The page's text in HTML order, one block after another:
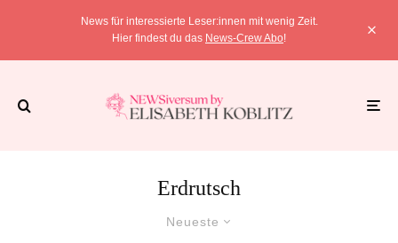
News für interessierte Leser:innen mit wenig Zeit.
Hier findest du das News-Crew Abo!
Erdrutsch
Neueste